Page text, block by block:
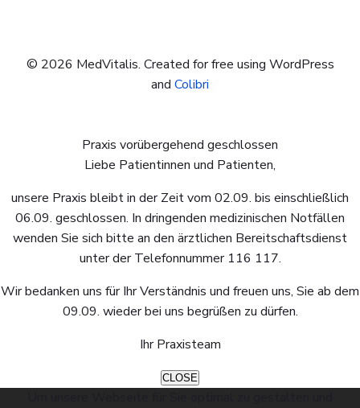
© 2026 MedVitalis. Created for free using WordPress
and Colibri
Praxis vorübergehend geschlossen
Liebe Patientinnen und Patienten,
unsere Praxis bleibt in der Zeit vom 02.09. bis einschließlich
06.09. geschlossen. In dringenden medizinischen Notfällen
wenden Sie sich bitte an den ärztlichen Bereitschaftsdienst
unter der Telefonnummer 116 117.
Wir bedanken uns für Ihr Verständnis und freuen uns, Sie ab dem
09.09. wieder bei uns begrüßen zu dürfen.
Ihr Praxisteam
CLOSE